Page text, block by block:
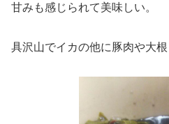
甘みも感じられて美味しい。
具沢山でイカの他に豚肉や大根